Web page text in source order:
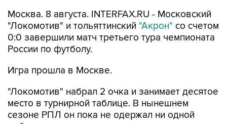
Москва. 8 августа. INTERFAX.RU - Московский
"Локомотив" и тольяттинский "Акрон" со счетом
0:0 завершили матч третьего тура чемпионата
России по футболу.
Игра прошла в Москве.
"Локомотив" набрал 2 очка и занимает десятое
место в турнирной таблице. В нынешнем
сезоне РПЛ он пока не одержал ни одной